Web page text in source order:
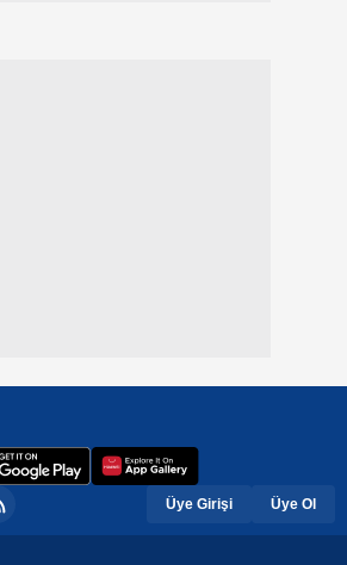
Üye Girişi Üye Ol